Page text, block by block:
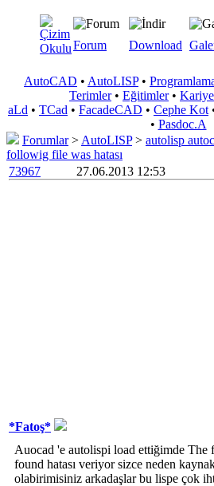
Forum Download
AutoCAD • AutoLISP•
Terimler• Eğitimler•
aLd • TCad • FacadeCAD • Cephe Kot
• Pasdoc.A
Forumlar> AutoLISP> autolisp
followig file was hatası
73967
27.06.2013 12:53
*Fatoş*
Auocad 'e autolispi load ettiğimde
found hatası veriyor sizce neden
olabirimisiniz arkadaşlar bu lispe çok